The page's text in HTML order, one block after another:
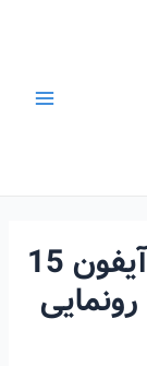
کاویار از نسخه مخصوص آیفون 15